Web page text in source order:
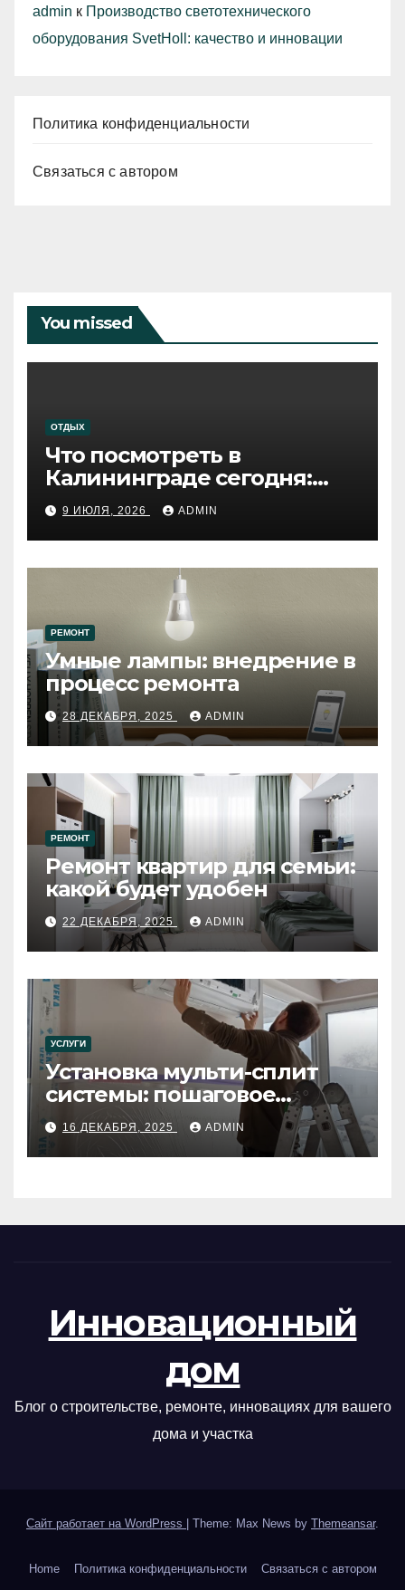
admin к Производство светотехнического
оборудования SvetHoll: качество и инновации
Политика конфиденциальности
Связаться с автором
You missed
ОТДЫХ
Что посмотреть в
Калининграде сегодня:
путеводитель по самому
западному городу России
9 ИЮЛЯ, 2026 ADMIN
РЕМОНТ
Умные лампы: внедрение в
процесс ремонта
28 ДЕКАБРЯ, 2025 ADMIN
РЕМОНТ
Ремонт квартир для семьи:
какой будет удобен
22 ДЕКАБРЯ, 2025 ADMIN
УСЛУГИ
Установка мульти-сплит
системы: пошаговое
руководство
16 ДЕКАБРЯ, 2025 ADMIN
Инновационный
дом
Блог о строительстве, ремонте, инновациях для вашего
дома и участка
Сайт работает на WordPress Theme: Max News by Themeansar.
Home Политика конфиденциальности Связаться с автором